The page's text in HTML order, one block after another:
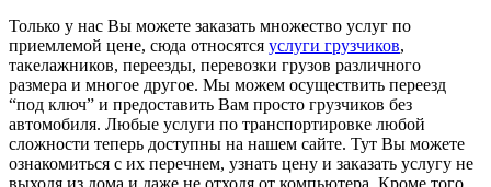
Только у нас Вы можете заказать множество услуг по
приемлемой цене, сюда относятся услуги грузчиков,
такелажников, переезды, перевозки грузов различного
размера и многое другое. Мы можем осуществить переезд
“под ключ” и предоставить Вам просто грузчиков без
автомобиля. Любые услуги по транспортировке любой
сложности теперь доступны на нашем сайте. Тут Вы можете
ознакомиться с их перечнем, узнать цену и заказать услугу не